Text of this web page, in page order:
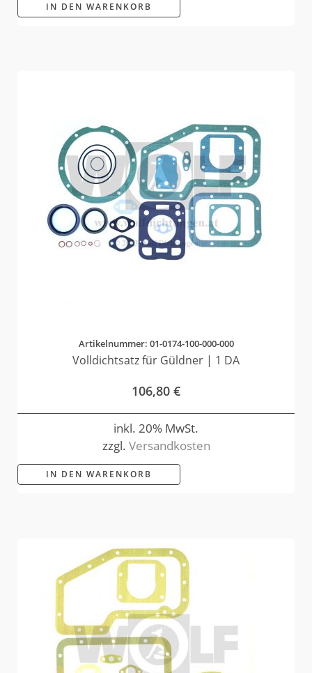
IN DEN WARENKORB
Artikelnummer: 01-0174-100-000-000
Volldichtsatz für Güldner | 1 DA
106,80 €
inkl. 20% MwSt.
zzgl. Versandkosten
IN DEN WARENKORB